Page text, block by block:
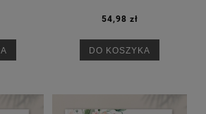
54,98 zł
DO KOSZYKA